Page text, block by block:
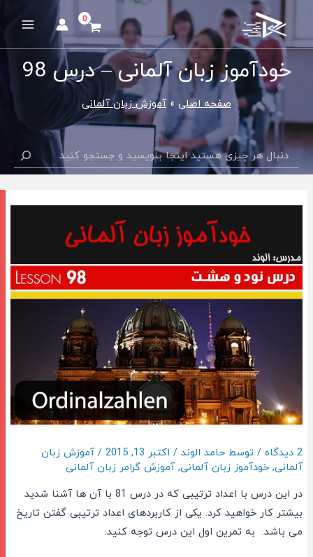
Menu
خودآموز زبان آلمانی – درس 98
صفحه اصلی آموزش زبان آلمانی
جستجو
2 دیدگاه / توسط حامد الوند / اکتبر 13, 2015 /آموزش زبان
آلمانی, خودآموز زبان آلمانی,آموزش گرامر زبان آلمانی
در این درس با اعداد ترتیبی که در درس 81 با آن ها آشنا شدید
بیشتر کار خواهید کرد. یکی از کاربردهای اعداد ترتیبی گفتن تاریخ
می باشد. به تمرین اول این درس توجه کنید.